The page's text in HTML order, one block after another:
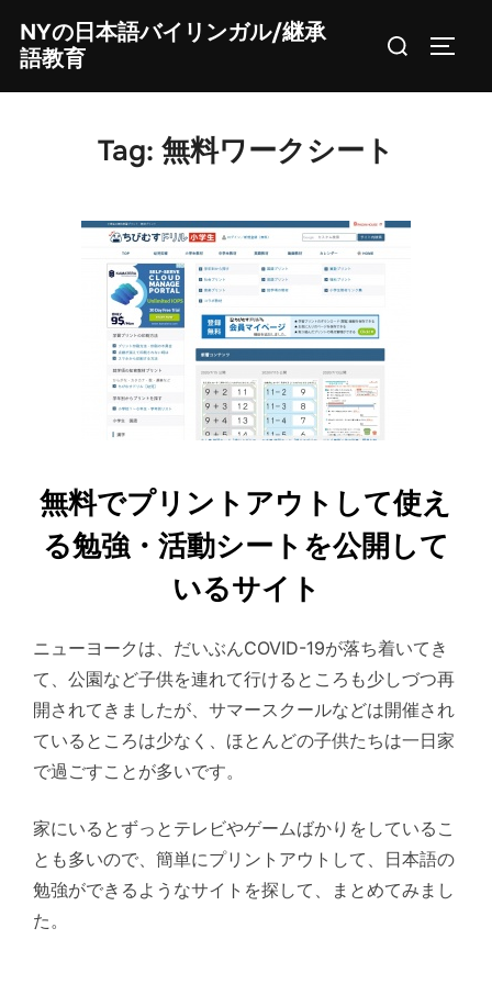
content
NYの日本語バイリンガル/継承
語教育
Search
Tag: 無料ワークシート
無料でプリントアウトして使え
る勉強・活動シートを公開して
いるサイト
ニューヨークは、だいぶんCOVID-19が落ち着いてき
て、公園など子供を連れて行けるところも少しづつ再
開されてきましたが、サマースクールなどは開催され
ているところは少なく、ほとんどの子供たちは一日家
で過ごすことが多いです。
家にいるとずっとテレビやゲームばかりをしているこ
とも多いので、簡単にプリントアウトして、日本語の
勉強ができるようなサイトを探して、まとめてみまし
た。